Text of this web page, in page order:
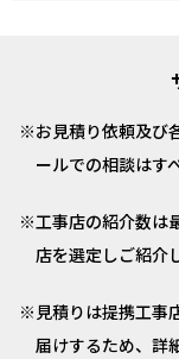
お見積り依頼及び
ールでの相談はす
工事店の紹介数は
店を選定しご紹介
見積りは提携工事
届けするため、詳